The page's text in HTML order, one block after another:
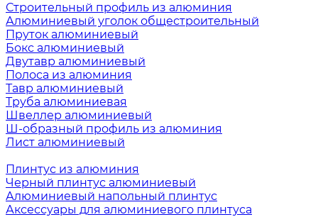
Строительный профиль из алюминия
Алюминиевый уголок общестроительный
Пруток алюминиевый
Бокс алюминиевый
Двутавр алюминиевый
Полоса из алюминия
Тавр алюминиевый
Труба алюминиевая
Швеллер алюминиевый
Ш-образный профиль из алюминия
Лист алюминиевый
Плинтус из алюминия
Черный плинтус алюминиевый
Алюминиевый напольный плинтус
Аксессуары для алюминиевого плинтуса